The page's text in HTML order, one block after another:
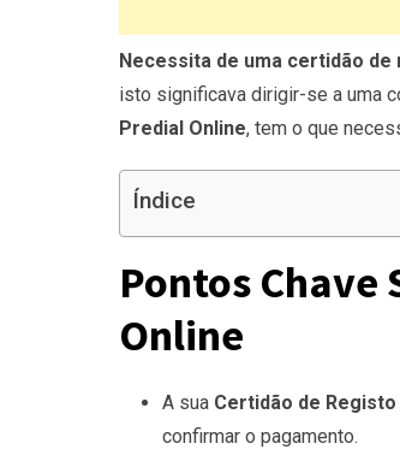
Necessita de uma certidão
isto significava dirigir-se a uma
Predial Online, tem o que
Índice
Pontos Chave
Online
A sua Certidão de
confirmar o pagamento.